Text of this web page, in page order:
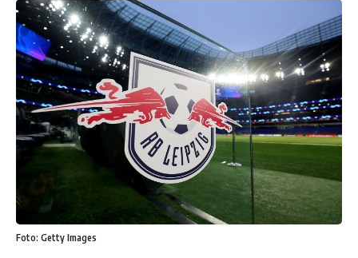
Foto: Getty Images